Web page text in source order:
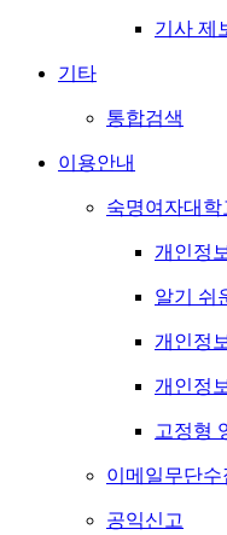
기사 제
기타
통합검색
이용안내
숙명여자대
개인정
알기 쉬
개인정
개인정
고정형
이메일무단수
공익신고